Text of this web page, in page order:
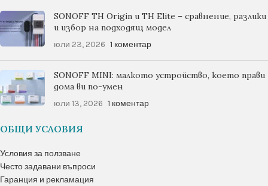
SONOFF TH Origin и TH Elite – сравнение, разлики
и избор на подходящ модел
юли 23, 2026 1 коментар
SONOFF MINI: малкото устройство, което прави
дома ви по-умен
юли 13, 2026 1 коментар
ОБЩИ УСЛОВИЯ
Условия за ползване
Често задавани въпроси
Гаранция и рекламация